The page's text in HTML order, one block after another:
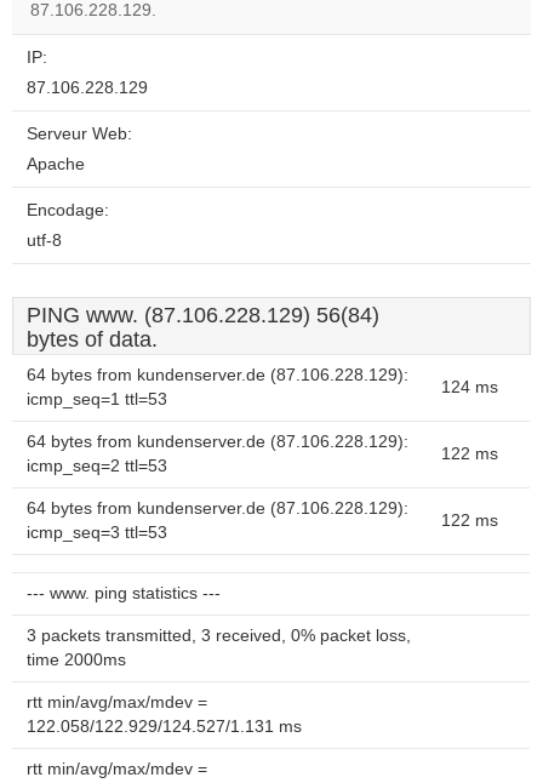
87.106.228.129.
IP:
87.106.228.129
Serveur Web:
Apache
Encodage:
utf-8
PING www. (87.106.228.129) 56(84)
bytes of data.
64 bytes from kundenserver.de (87.106.228.129):
icmp_seq=1 ttl=53
124 ms
64 bytes from kundenserver.de (87.106.228.129):
icmp_seq=2 ttl=53
122 ms
64 bytes from kundenserver.de (87.106.228.129):
icmp_seq=3 ttl=53
122 ms
--- www. ping statistics ---
3 packets transmitted, 3 received, 0% packet loss,
time 2000ms
rtt min/avg/max/mdev =
122.058/122.929/124.527/1.131 ms
rtt min/avg/max/mdev =